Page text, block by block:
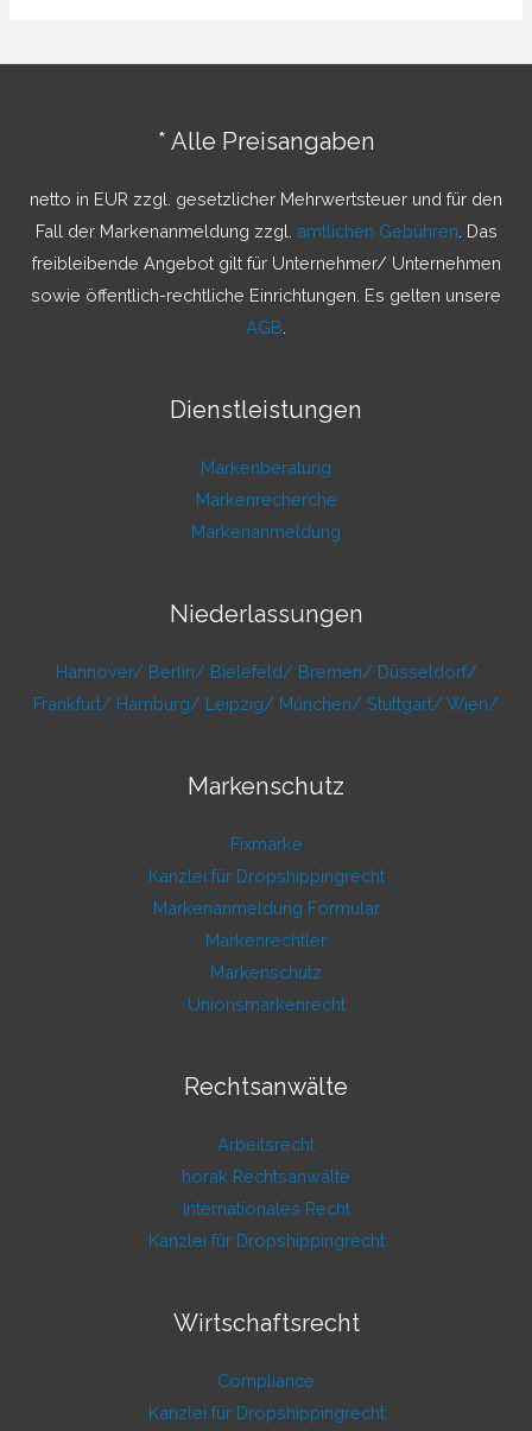
a
h
* Alle Preisangaben
netto in EUR zzgl. gesetzlicher Mehrwertsteuer und für den
Fall der Markenanmeldung zzgl. amtlichen Gebühren . Das
freibleibende Angebot gilt für Unternehmer/ Unternehmen
sowie öffentlich-rechtliche Einrichtungen. Es gelten unsere
AGB
Dienstleistungen
Markenberatung
Markenrecherche
Markenanmeldung
Niederlassungen
Hannover/ Berlin/ Bielefeld/ Bremen/ Düsseldorf/
Frankfurt/ Hamburg/ Leipzig/ München/ Stuttgart/ Wien/
Markenschutz
Fixmarke
Kanzlei für Dropshippingrecht
Markenanmeldung Formular
Markenrechtler
Markenschutz
Unionsmarkenrecht
Rechtsanwälte
Arbeitsrecht
horak Rechtsanwälte
Internationales Recht
Kanzlei für Dropshippingrecht
Wirtschaftsrecht
Compliance
Kanzlei für Dropshippingrecht